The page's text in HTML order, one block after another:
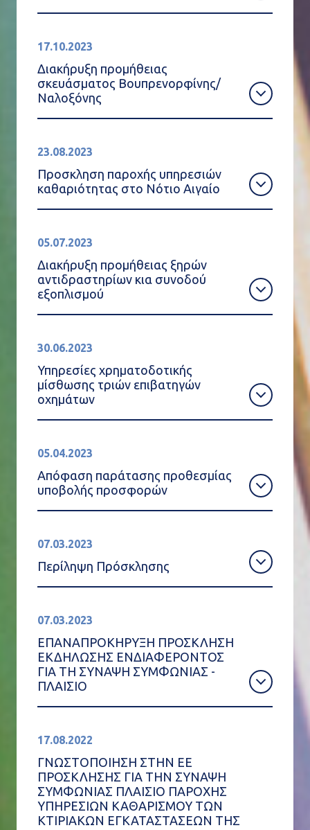
17.10.2023
Διακήρυξη προμήθειας
σκευάσματος Βουπρενορφίνης/
Ναλοξόνης
23.08.2023
Προσκληση παροχής υπηρεσιών
καθαριότητας στο Νότιο Αιγαίο
05.07.2023
Διακήρυξη προμήθειας ξηρών
αντιδραστηρίων κια συνοδού
εξοπλισμού
30.06.2023
Υπηρεσίες χρηματοδοτικής
μίσθωσης τριών επιβατηγών
οχημάτων
05.04.2023
Απόφαση παράτασης προθεσμίας
υποβολής προσφορών
07.03.2023
Περίληψη Πρόσκλησης
07.03.2023
ΕΠΑΝΑΠΡΟΚΗΡΥΞΗ ΠΡΟΣΚΛΗΣΗ
ΕΚΔΗΛΩΣΗΣ ΕΝΔΙΑΦΕΡΟΝΤΟΣ
ΓΙΑ ΤΗ ΣΥΝΑΨΗ ΣΥΜΦΩΝΙΑΣ -
ΠΛΑΙΣΙΟ
17.08.2022
ΓΝΩΣΤΟΠΟΙΗΣΗ ΣΤΗΝ ΕΕ
ΠΡΟΣΚΛΗΣΗΣ ΓΙΑ ΤΗΝ ΣΥΝΑΨΗ
ΣΥΜΦΩΝΙΑΣ ΠΛΑΙΣΙΟ ΠΑΡΟΧΗΣ
ΥΠΗΡΕΣΙΩΝ ΚΑΘΑΡΙΣΜΟΥ ΤΩΝ
ΚΤΙΡΙΑΚΩΝ ΕΓΚΑΤΑΣΤΑΣΕΩΝ ΤΗΣ